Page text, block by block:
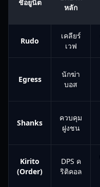
ชื่อยูนิต
หลัก
Rudo
เคลียร์
เวฟ
Egress
นักฆ่า
บอส
Shanks
ควบคุม
ฝูงชน
Kirito
(Order)
DPS ค
ริติคอล